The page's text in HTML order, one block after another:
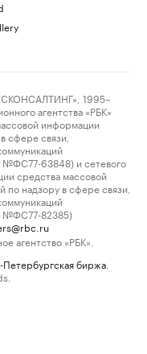
1995–
агентства «РБК»
информации
сфере связи,
№ФС77-63848) и сетевого
средства массовой
надзору в сфере связи,
№ФС77-82385)
агентство «РБК».
Петербургская биржа